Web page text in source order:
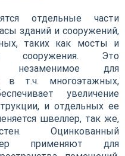
отдельные части
зданий и сооружений,
таких как мосты и
сооружения. Это
незаменимое для
в т.ч. многоэтажных,
увеличение
и отдельных ее
швеллер, так же,
Оцинкованный
применяют для